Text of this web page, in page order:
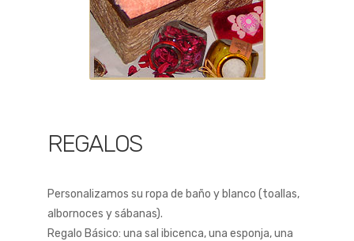
REGALOS
Personalizamos su ropa de baño y blanco (toallas,
albornoces y sábanas).
Regalo Básico: una sal ibicenca, una esponja, una